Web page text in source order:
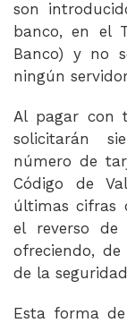
son
banco, en el
Banco) y no
ningún
Al pagar con
solicitarán
número de
Código de
últimas cifras
el reverso de
ofreciendo,
de la
Esta forma